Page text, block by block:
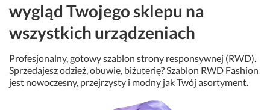
wygląd Twojego sklepu na
wszystkich urządzeniach
Profesjonalny, gotowy szablon strony responsywnej (RWD).
Sprzedajesz odzież, obuwie, biżuterię? Szablon RWD Fashion
jest nowoczesny, przejrzysty i modny jak Twój asortyment.